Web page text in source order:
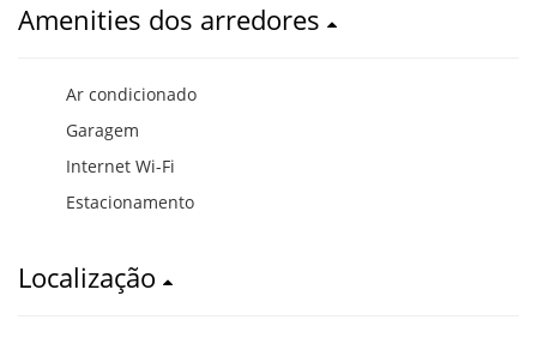
Amenities dos arredores
Ar condicionado
Garagem
Internet Wi-Fi
Estacionamento
Localização